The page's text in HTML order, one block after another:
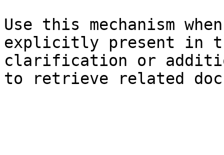
Use this mechanism
explicitly present in
clarification or